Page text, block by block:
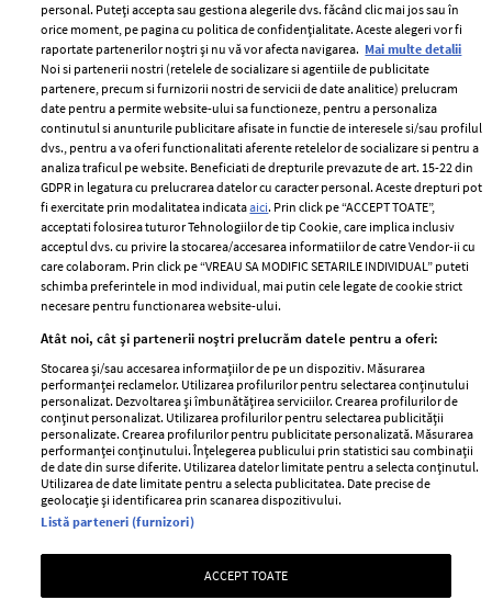
PARTENERI
Unul dintre cele mai folosite
aeroporturi din Europa își
închide complet porțile timp
de trei luni. Milioane de
pasageri, afectați
Un vecin instruit poate salva o
viață. Vezi despre ce e vorba
Intră în culisele noii colecții
Vara care te schimbă: cum
transformi fiecare amintire
personal. Puteți accepta sau gestiona alegerile dvs. făcând clic mai jos sau în
orice moment, pe pagina cu politica de confidențialitate. Aceste alegeri vor fi
raportate partenerilor noștri și nu vă vor afecta navigarea. Mai multe detalii
Noi si partenerii nostri (retelele de socializare si agentiile de publicitate
partenere, precum si furnizorii nostri de servicii de date analitice) prelucram
date pentru a permite website-ului sa functioneze, pentru a personaliza
continutul si anunturile publicitare afisate in functie de interesele si/sau profilul
dvs., pentru a va oferi functionalitati aferente retelelor de socializare si pentru a
analiza traficul pe website. Beneficiati de drepturile prevazute de art. 15-22 din
GDPR in legatura cu prelucrarea datelor cu caracter personal. Aceste drepturi pot
fi exercitate prin modalitatea indicataaici. Prin click pe “ACCEPT TOATE”,
acceptati folosirea tuturor Tehnologiilor de tip Cookie, care implica inclusiv
acceptul dvs. cu privire la stocarea/accesarea informatiilor de catre Vendor-ii cu
care colaboram. Prin click pe “VREAU SA MODIFIC SETARILE INDIVIDUAL” puteti
schimba preferintele in mod individual, mai putin cele legate de cookie strict
necesare pentru functionarea website-ului.
Atât noi, cât și partenerii noștri prelucrăm datele pentru a oferi:
Stocarea și/sau accesarea informațiilor de pe un dispozitiv. Măsurarea
performanței reclamelor. Utilizarea profilurilor pentru selectarea conținutului
personalizat. Dezvoltarea și îmbunătățirea serviciilor. Crearea profilurilor de
conținut personalizat. Utilizarea profilurilor pentru selectarea publicității
personalizate. Crearea profilurilor pentru publicitate personalizată. Măsurarea
performanței conținutului. Înțelegerea publicului prin statistici sau combinații
de date din surse diferite. Utilizarea datelor limitate pentru a selecta conținutul.
Utilizarea de date limitate pentru a selecta publicitatea. Date precise de
geolocație și identificarea prin scanarea dispozitivului.
Listă parteneri (furnizori)
ACCEPT TOATE